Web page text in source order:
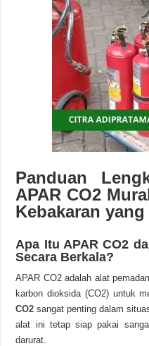
Panduan
APAR CO2
Kebakaran
Apa Itu APAR CO2
Secara Berkala?
APAR CO2 adalah alat
karbon dioksida (CO2) untuk
CO2 sangat penting dalam
alat ini tetap siap pakai
darurat.